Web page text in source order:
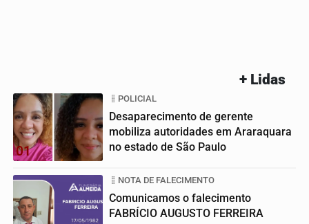
+ Lidas
01
POLICIAL
Desaparecimento de gerente
mobiliza autoridades em Araraquara
no estado de São Paulo
NOTA DE FALECIMENTO
Comunicamos o falecimento
FABRÍCIO AUGUSTO FERREIRA